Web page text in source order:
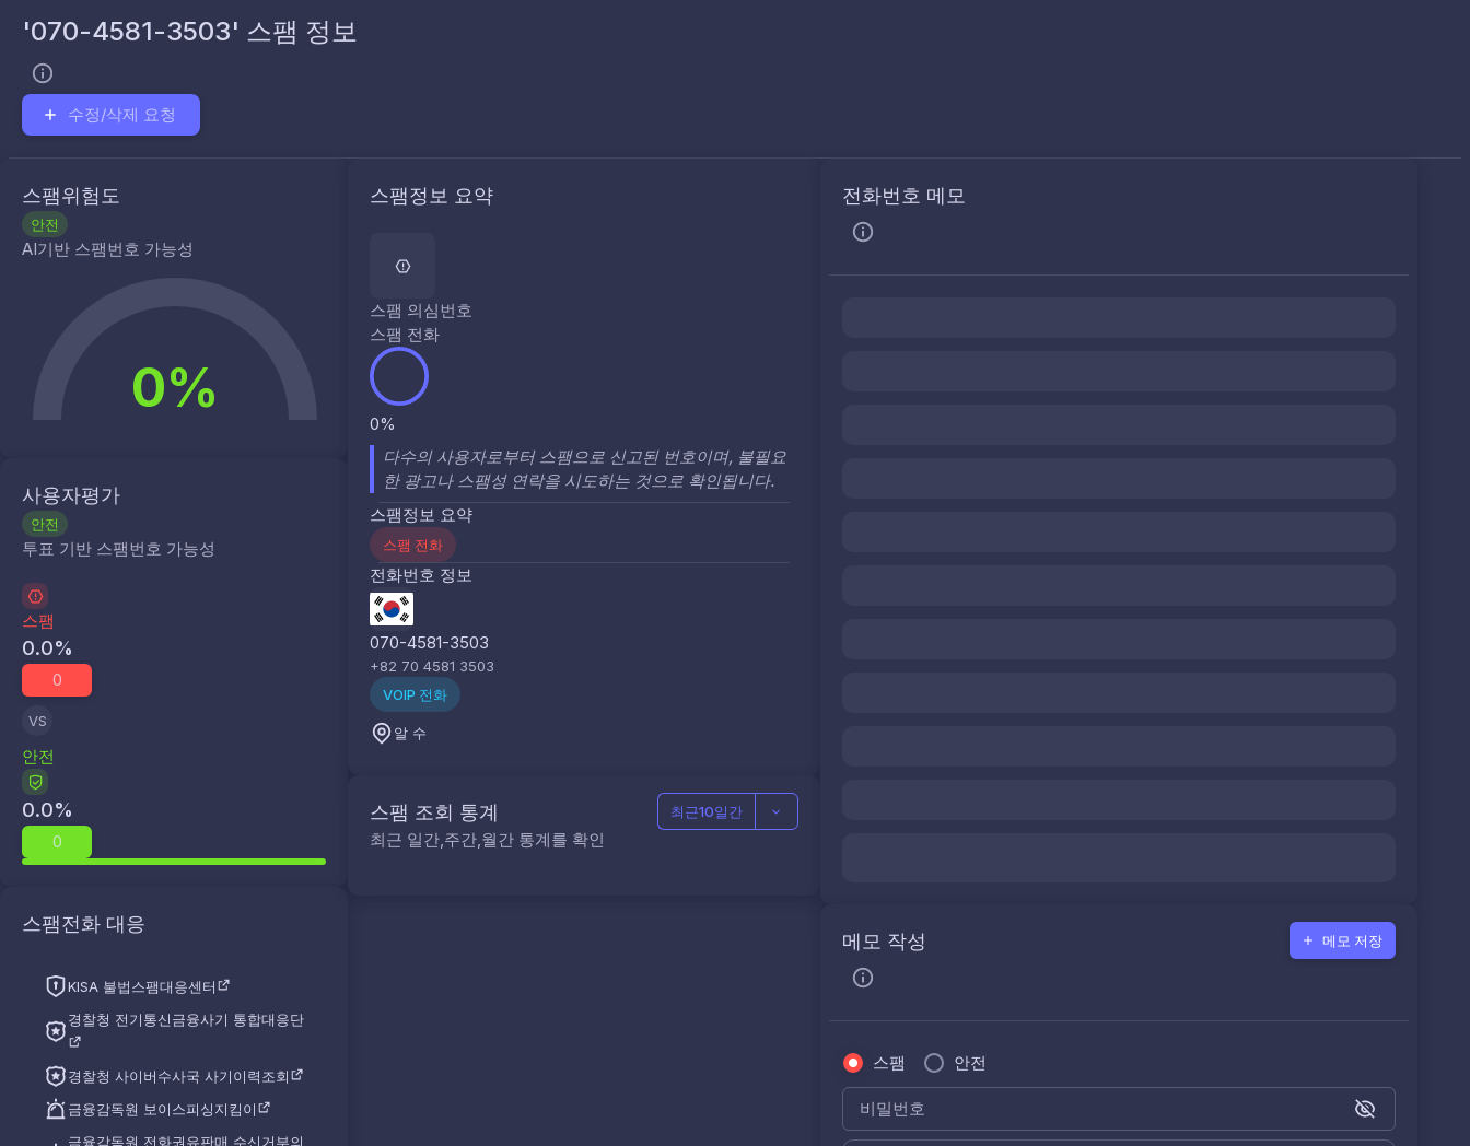
'070-4581-3503' 스팸 정보
수정/삭제 요청
스팸위험도
안전
AI기반 스팸번호 가능성
0%
사용자평가
안전
투표 기반 스팸번호 가능성
스팸
0.0%
0
VS
안전
0.0%
0
스팸전화 대응
KISA 불법스팸대응센터
경찰청 전기통신금융사기 통합대응단
경찰청 사이버수사국 사기이력조회
금융감독원 보이스피싱지킴이
금융감독원 전화권유판매 수신거부의
스팸정보 요약
스팸 의심번호
스팸 전화
0%
다수의 사용자로부터 스팸으로 신고된 번호이며, 불필요
한 광고나 스팸성 연락을 시도하는 것으로 확인됩니다.
스팸정보 요약
스팸 전화
전화번호 정보
070-4581-3503
+82 70 4581 3503
VOIP 전화
알 수
스팸 조회 통계
최근 일간,주간,월간 통계를 확인
최근10일간
전화번호 메모
메모 작성 메모 저장
스팸 안전
비밀번호